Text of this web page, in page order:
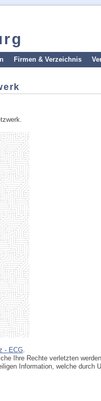
Firmen & Verzeichnis
- ECG.
Ihre Rechte verletzten
Information, welche durch